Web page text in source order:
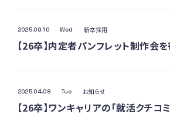
2025.09.10 Wed 新卒採用
【26卒】内定者パンフレット制作会
2025.04.08 Tue お知らせ